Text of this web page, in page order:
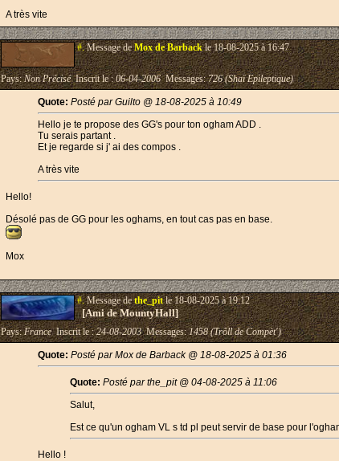
A très vite
#.Message deMox de Barbackle 18-08-2025 à 16:47
Pays:Non PréciséInscrit le :06-04-2006Messages:726 (Shaï Epileptique)
Quote: Posté par Guilto @ 18-08-2025 à 10:49
Hello je te propose des GG's pour ton ogham ADD .
Tu serais partant .
Et je regarde si j' ai des compos .
A très vite
Hello!
Désolé pas de GG pour les oghams, en tout cas pas en base.
Mox
#.Message dethe_pitle 18-08-2025 à 19:12
[Ami de MountyHall]
Pays:FranceInscrit le :24-08-2003Messages:1458 (Trõll de Compèt')
Quote: Posté par Mox de Barback @ 18-08-2025 à 01:36
Quote: Posté par the_pit @ 04-08-2025 à 11:06
Salut,
Est ce qu'un ogham VL s td pl peut servir de base pour
Hello !